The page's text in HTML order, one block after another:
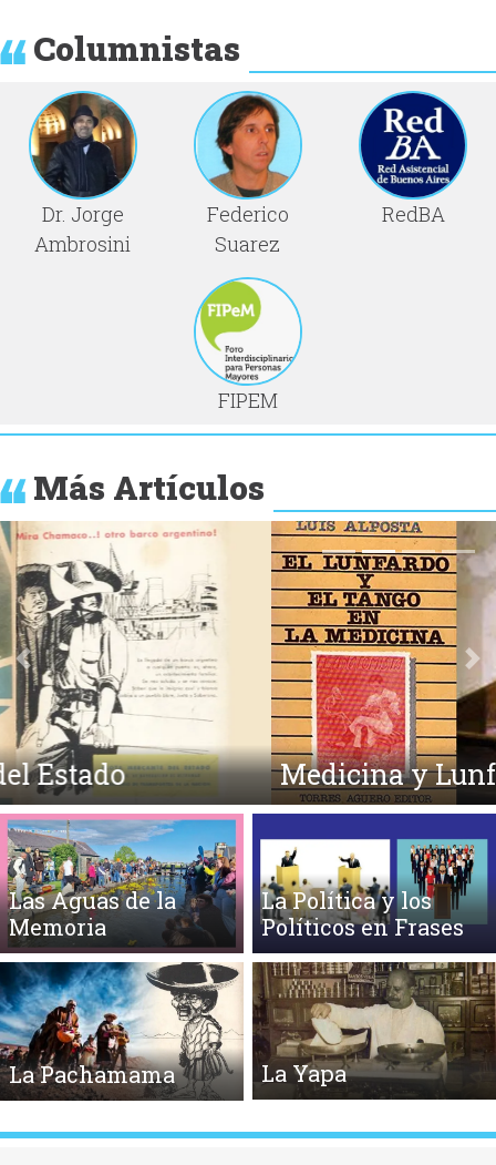
Columnistas
Dr. Jorge
Ambrosini
Federico
Suarez
RedBA
FIPEM
Más Artículos
Medicina y Lunfardo
Anterior
Las Aguas de la
Memoria
La Política y los
Políticos en Frases
La Pachamama La Yapa